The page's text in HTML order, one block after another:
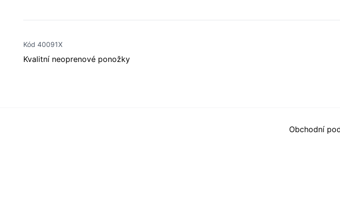
Kód 40091X
Kvalitní neoprenové ponožky
Obchodní